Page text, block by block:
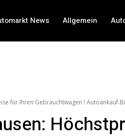
News Allgemein
für Ihren Gebrauchtwagen !